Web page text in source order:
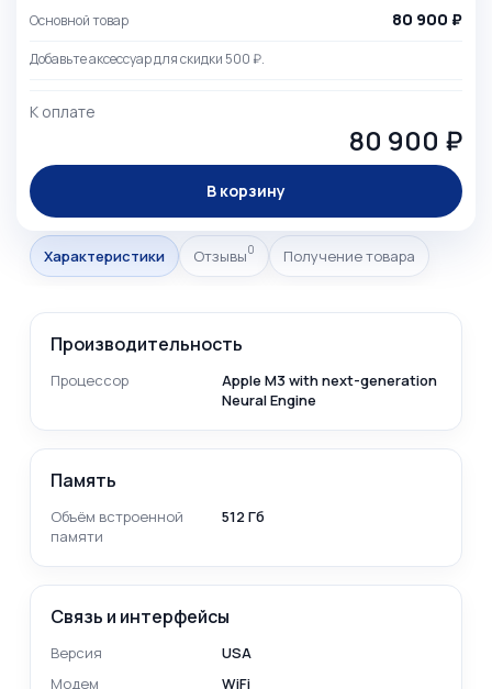
Основной товар 80 900 ₽
Добавьте аксессуар для скидки 500 ₽.
К оплате
80 900 ₽
В корзину
Характеристики Отзывы0 Получение товара
Производительность
Процессор
Apple M3 with next-generation
Neural Engine
Память
Объём встроенной
памяти
512 Гб
Связь и интерфейсы
Версия
USA
Модем
WiFi